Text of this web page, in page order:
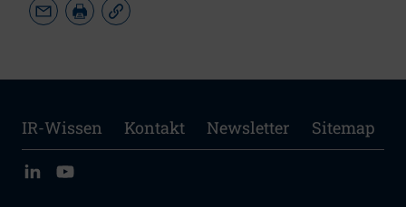
IR-Wissen Kontakt Newsletter Sitemap